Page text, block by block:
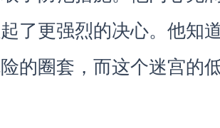
了更强烈的决心。他知
的圈套，而这个迷宫的